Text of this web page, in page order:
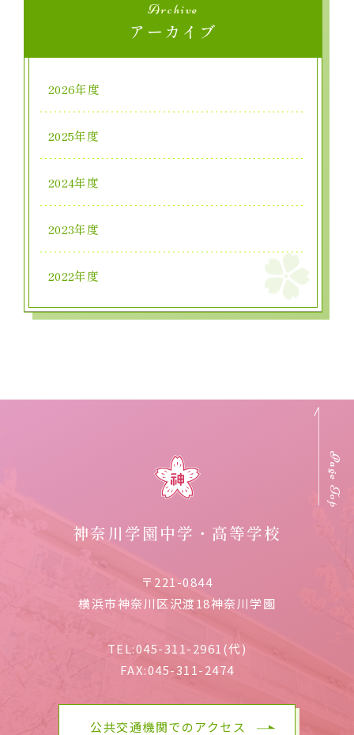
Archive
アーカイブ
2026年度
2025年度
2024年度
2023年度
2022年度
神奈川学園中学・高等学校
〒221-0844
横浜市神奈川区沢渡18神奈川学園
TEL:045-311-2961(代)
FAX:045-311-2474
公共交通機関でのアクセス
Page Top